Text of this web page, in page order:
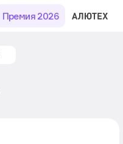
Премия 2026